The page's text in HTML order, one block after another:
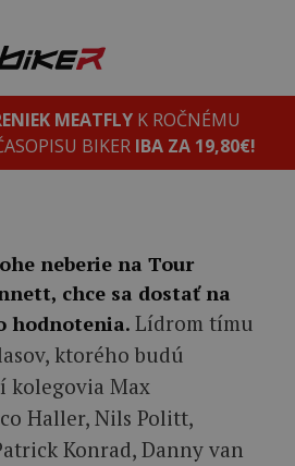
MEATFLYK ROČNÉMU
BIKER IBA ZA 19,80€!
neberie na Tour
chce sa dostať na
hodnotenia. Lídrom tímu
ktorého budú
kolegovia Max
Haller, Nils Politt,
Konrad, Danny van